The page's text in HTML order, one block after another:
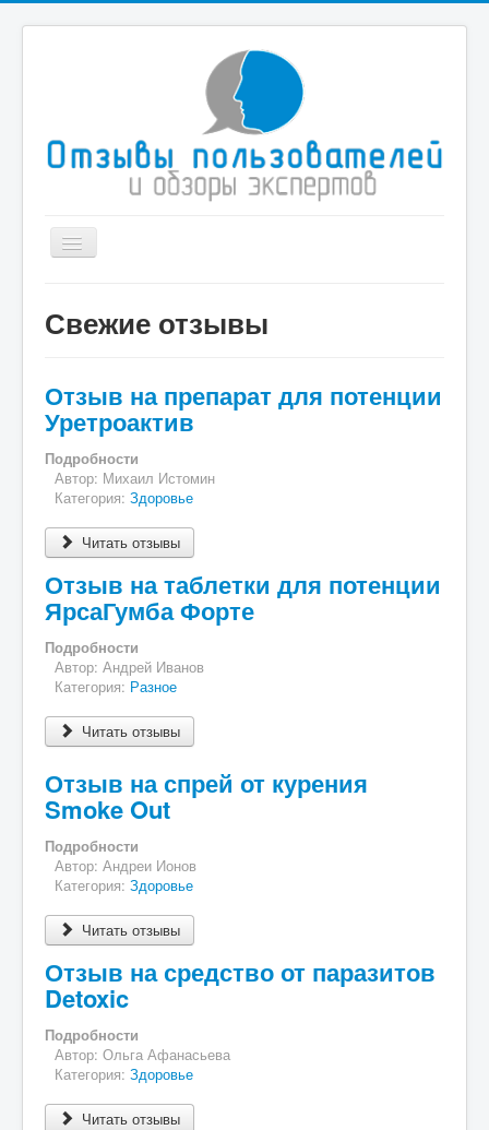
Toggle
Navigation
Иммиграционные услуги
Здоровье и медицина
Дом и быт
Контакты
Свежие отзывы
Отзыв на препарат для потенции
Уретроактив
Подробности
Автор: Михаил Истомин
Категория: Здоровье
Читать отзывы
Отзыв на таблетки для потенции
ЯрсаГумба Форте
Подробности
Автор: Андрей Иванов
Категория: Разное
Читать отзывы
Отзыв на спрей от курения
Smoke Out
Подробности
Автор: Андреи Ионов
Категория: Здоровье
Читать отзывы
Отзыв на средство от паразитов
Detoxic
Подробности
Автор: Ольга Афанасьева
Категория: Здоровье
Читать отзывы